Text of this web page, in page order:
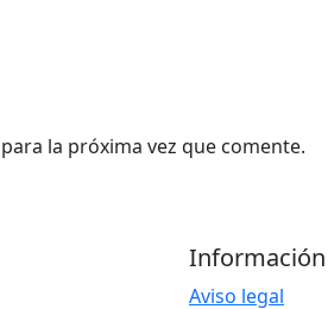
la próxima vez que comente.
Información
Aviso legal